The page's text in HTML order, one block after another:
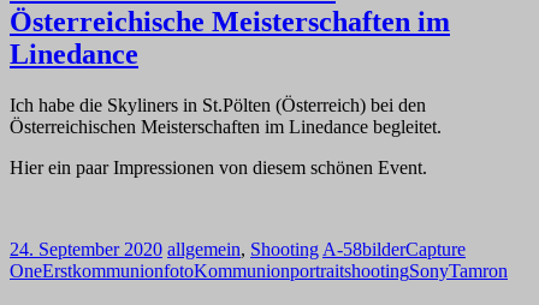
Österreichische Meisterschaften im
Linedance
Ich habe die Skyliners in St.Pölten (Österreich) bei den
Österreichischen Meisterschaften im Linedance begleitet.
Hier ein paar Impressionen von diesem schönen Event.
24. September 2020 allgemein, Shooting A-58bilderCapture
OneErstkommunionfotoKommunionportraitshootingSonyTamron